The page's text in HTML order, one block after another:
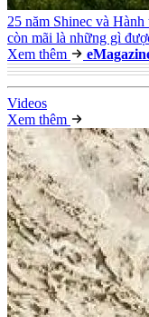
25 năm Shinec và
còn mãi là những gì
Xem thêm
e
Videos
Xem thêm